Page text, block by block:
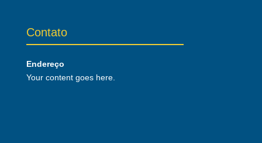
Contato
Endereço
Your content goes here.